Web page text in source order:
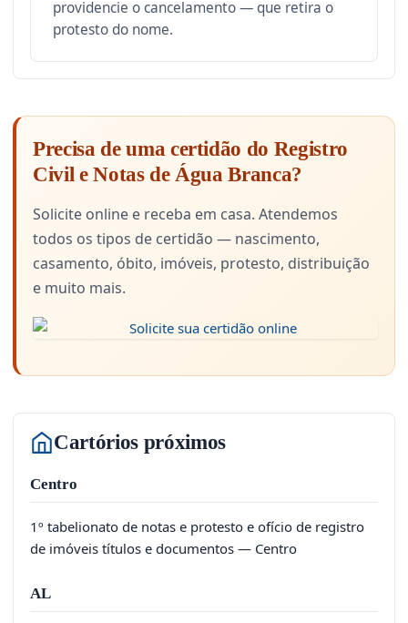
providencie o cancelamento — que retira o
protesto do nome.
Precisa de uma certidão do Registro
Civil e Notas de Água Branca?
Solicite online e receba em casa. Atendemos
todos os tipos de certidão — nascimento,
casamento, óbito, imóveis, protesto, distribuição
e muito mais.
Cartórios próximos
Centro
1º tabelionato de notas e protesto e ofício de registro
de imóveis títulos e documentos — Centro
AL